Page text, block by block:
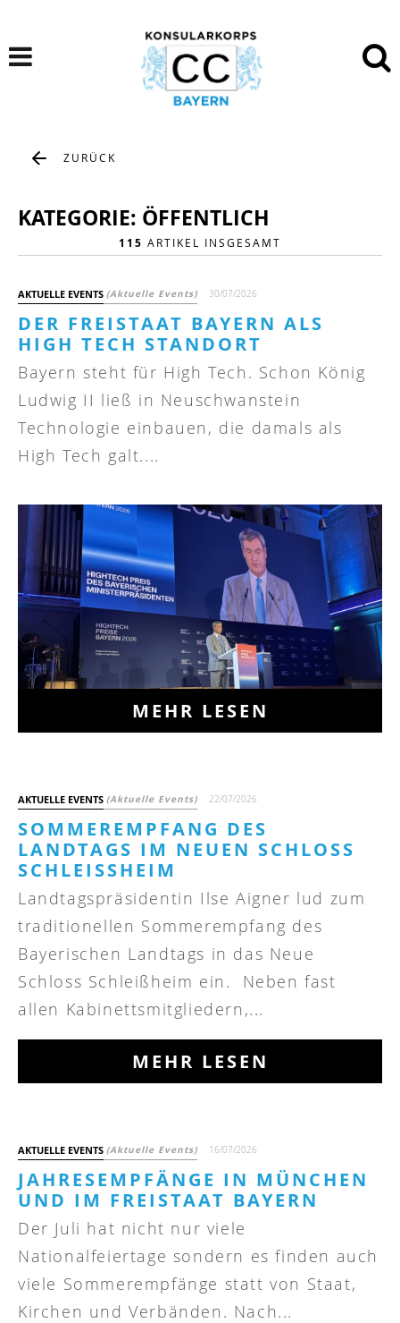
ZURÜCK
KATEGORIE: ÖFFENTLICH
115 ARTIKEL INSGESAMT
AKTUELLE EVENTS (Aktuelle Events) 30/07/2026
DER FREISTAAT BAYERN ALS
HIGH TECH STANDORT
Bayern steht für High Tech. Schon König
Ludwig II ließ in Neuschwanstein
Technologie einbauen, die damals als
High Tech galt....
MEHR LESEN
AKTUELLE EVENTS (Aktuelle Events) 22/07/2026
SOMMEREMPFANG DES
LANDTAGS IM NEUEN SCHLOSS
SCHLEISSHEIM
Landtagspräsidentin Ilse Aigner lud zum
traditionellen Sommerempfang des
Bayerischen Landtags in das Neue
Schloss Schleißheim ein. Neben fast
allen Kabinettsmitgliedern,...
MEHR LESEN
AKTUELLE EVENTS (Aktuelle Events) 16/07/2026
JAHRESEMPFÄNGE IN MÜNCHEN
UND IM FREISTAAT BAYERN
Der Juli hat nicht nur viele
Nationalfeiertage sondern es finden auch
viele Sommerempfänge statt von Staat,
Kirchen und Verbänden. Nach...